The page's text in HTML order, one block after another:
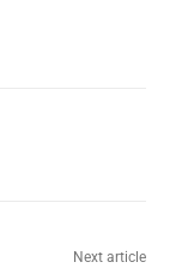
Next article